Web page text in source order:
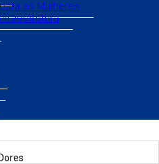
as Mulheres